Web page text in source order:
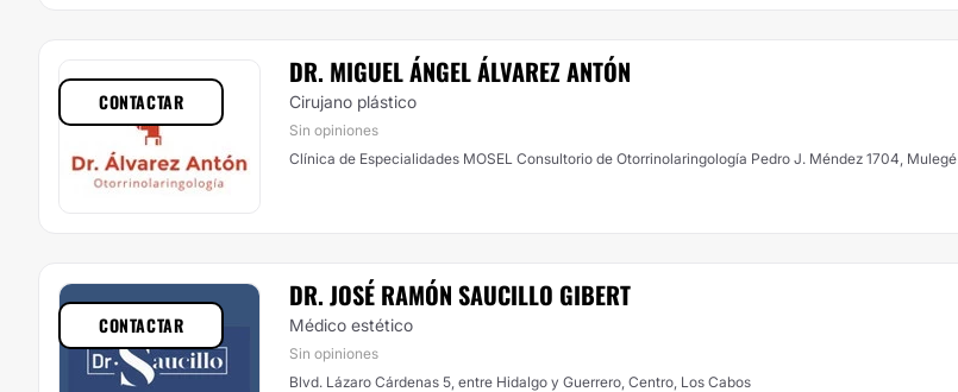
DR. MIGUEL ÁNGEL ÁLVAREZ ANTÓN
Cirujano plástico
Sin opiniones
Clínica de Especialidades MOSEL Consultorio de Otorrinolaringología Pedro J. Méndez 1704, Mulegé
CONTACTAR
DR. JOSÉ RAMÓN SAUCILLO GIBERT
Médico estético
Sin opiniones
Blvd. Lázaro Cárdenas 5, entre Hidalgo y Guerrero, Centro, Los Cabos
CONTACTAR